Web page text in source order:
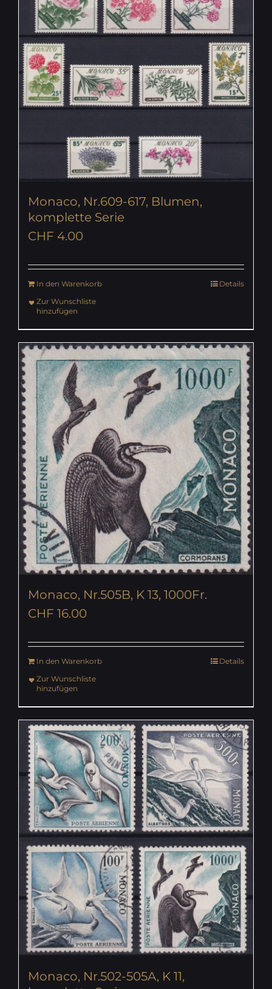
Monaco, Nr.609-617, Blumen,
komplette Serie
CHF 4.00
In den Warenkorb
Details
Zur Wunschliste
hinzufügen
Monaco, Nr.505B, K 13, 1000Fr.
CHF 16.00
In den Warenkorb
Details
Zur Wunschliste
hinzufügen
Monaco, Nr.502-505A, K 11,